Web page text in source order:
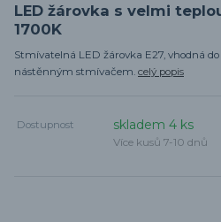
LED žárovka s velmi
1700K
Stmívatelná LED žárovka E27, vhodná
nástěnným stmívačem. celý popis
Dostupnost skladem 4 ks
Více kusů 7-10 dnů